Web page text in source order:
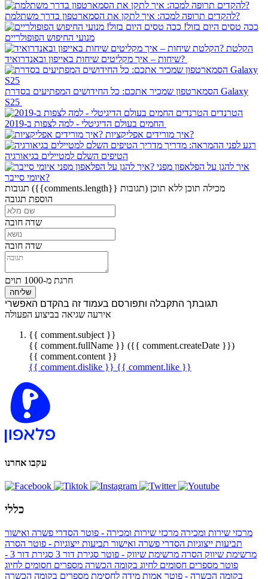
להקדים תרופה למכה: איך לתקן את הסמארטפון בדרך משתלמת?
ככה טסים היום בזול!
מנועי החיפוש הפופולריים
הקלטת
שיחות – איך מקליטים שיחות באייפון ובאנדרואיד?
הסמארטפון שמכיר אתכם: כל החידושים המפתיעים בסדרת Galaxy
S25
הטרנדים
איך מורידים אפליקציות?
רגע לפני ההמראה: מדריך
הטיפים השלם למטיילים בגיאורגיה
איך להגן על הפלאפון מפני
איומי סייבר?
תגובות
({{comments.length}} תגובות) מכילה תוכן ללא תוכן
הוספת תגובה
שדה חובה
שדה חובה
חרגת מ-1000 תוים
שליחה
תגובתך התקבלה ותפורסם בעמוד זה בהקדם האפשרי
אירעה שגיאה בביצוע הפעולה
{{ comment.subject }}
{{ comment.fullName }} ({{ comment.createDate }})
{{ comment.content }}
{{ comment.dislike }} {{ comment.like }}
עקבו אחרנו
כללי
מרכזי שירות ומכירה מרכזי שירות ומכירה - פוטר הסדרי פשרה ואישור
תביעות ייצוגיות הסדרי פשרה ואישור תביעות ייצוגיות - פוטר הסרה
מרשימת שיווק הסרה מרשימת שיווק - פוטר סגירת דור 3
סגירת דור 3 -
פוטר מספרים חסומים לחיוג בקומה הכשרה מספרים חסומים לחיוג
בקומה הכשרה - פוטר אמות מידה לחסימת מספרים בקומה הכשרה